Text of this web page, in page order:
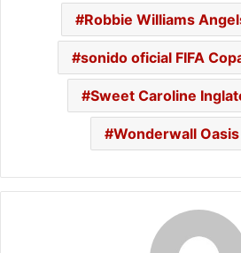
Robbie Williams
sonido oficial FIFA
Sweet Caroline
Wonderwall